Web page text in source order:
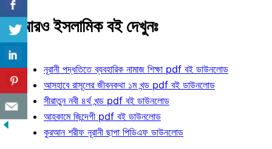
আরও ইসলামিক বই দেখুনঃ
নূরানী পদ্ধতিতে ব্যবহারিক নামাজ শিক্ষা pdf বই ডাউনলোড
আসহাবে রাসূলের জীবনকথা ১ম খন্ড pdf বই ডাউনলোড
সীরাতুন নবী ৪র্থ খন্ড pdf বই ডাউনলোড
আহকামে জিন্দেগী pdf বই ডাউনলোড
কুরআন শরীফ নূরানী ছাপা পিডিএফ ডাউনলোড